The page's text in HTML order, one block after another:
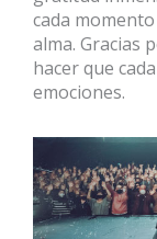
cada
alma. Gracias
hacer que
emociones.